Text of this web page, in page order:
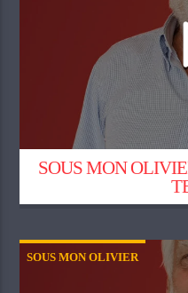
SOUS MON
SOUS MON OLIVIER